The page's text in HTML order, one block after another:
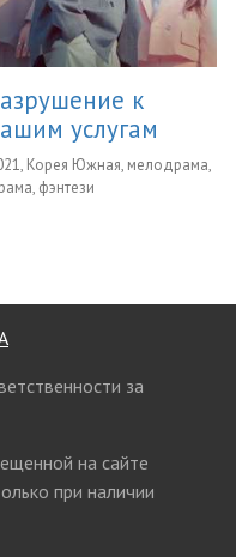
к
услугам
Корея Южная, мелодрама,
фэнтези
за
на сайте
при наличии